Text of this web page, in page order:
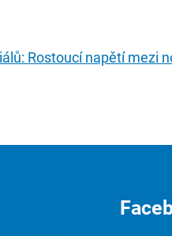
Rostoucí napětí mezi